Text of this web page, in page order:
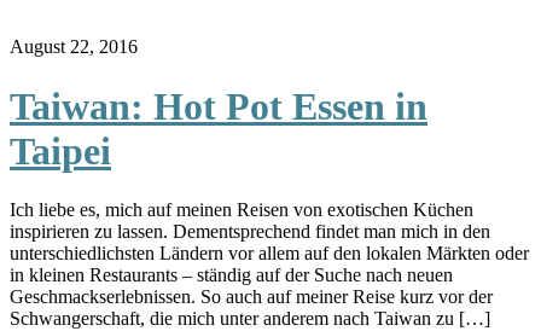
August 22, 2016
Taiwan: Hot Pot Essen in
Taipei
Ich liebe es, mich auf meinen Reisen von exotischen Küchen
inspirieren zu lassen. Dementsprechend findet man mich in den
unterschiedlichsten Ländern vor allem auf den lokalen Märkten oder
in kleinen Restaurants – ständig auf der Suche nach neuen
Geschmackserlebnissen. So auch auf meiner Reise kurz vor der
Schwangerschaft, die mich unter anderem nach Taiwan zu […]